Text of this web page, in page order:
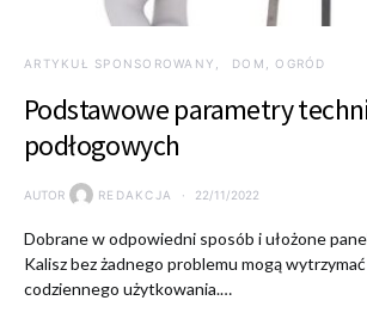
ARTYKUŁ SPONSOROWANY DOM, OGRÓD
Podstawowe parametry
podłogowych
AUTOR REDAKCJA 22/11/2022
Dobrane w odpowiedni sposób i ułożone
Kalisz bez żadnego problemu mogą
codziennego użytkowania.…